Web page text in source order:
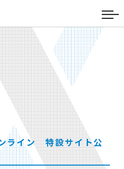
ライン 特設サイト公